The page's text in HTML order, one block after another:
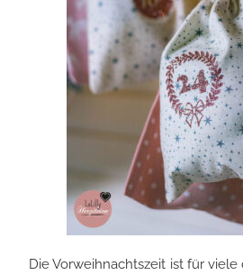
Die Vorweihnachtszeit ist für